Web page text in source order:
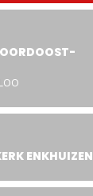
ENKHUIZEN